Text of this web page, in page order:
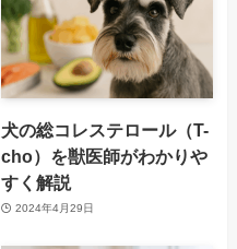
犬の総コレステロール（T-
cho）を獣医師がわかりや
すく解説
2024年4月29日